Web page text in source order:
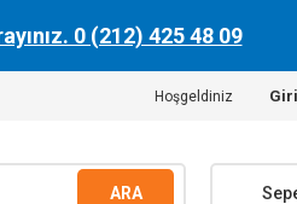
0 (212) 425 48 09
Hoşgeldiniz
ARA